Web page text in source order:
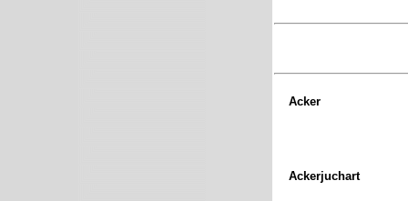
Acker
Ackerjuchart